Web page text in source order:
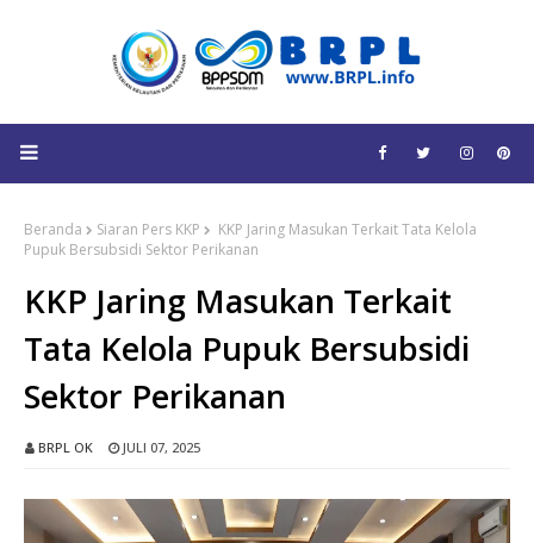
Beranda Siaran Pers KKP
KKP Jaring Masukan Terkait Tata Kelola
Pupuk Bersubsidi Sektor Perikanan
KKP Jaring Masukan Terkait
Tata Kelola Pupuk Bersubsidi
Sektor Perikanan
BRPL OK JULI 07, 2025